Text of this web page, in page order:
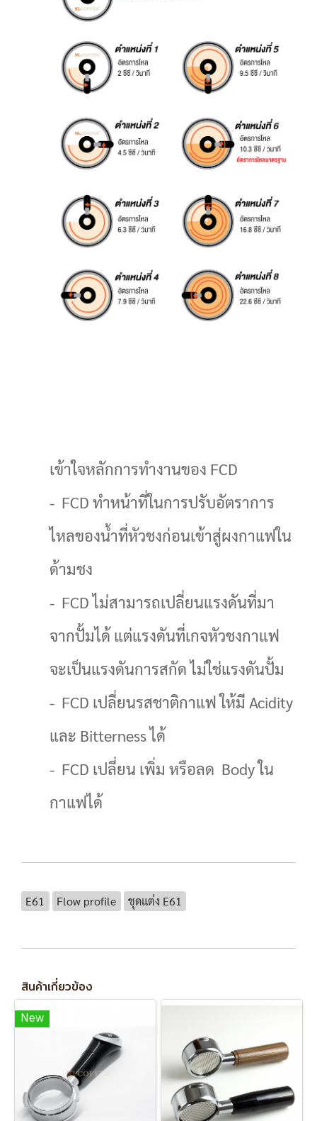
เข้าใจหลักการทำงานของ FCD
- FCD ทำหน้าที่ในการปรับอัตราการ
ไหลของน้ำที่หัวชงก่อนเข้าสู่ผงกาแฟใน
ด้ามชง
- FCD ไม่สามารถเปลี่ยนแรงดันที่มา
จากปั้มได้ แต่แรงดันที่เกจหัวชงกาแฟ
จะเป็นแรงดันการสกัด ไม่ใช่แรงดันปั้ม
- FCD เปลี่ยนรสชาติกาแฟ ให้มี Acidity
และ Bitterness ได้
- FCD เปลี่ยน เพิ่ม หรือลด Body ใน
กาแฟได้
E61 Flow profile ชุดแต่ง E61
สินค้าเกี่ยวข้อง
New